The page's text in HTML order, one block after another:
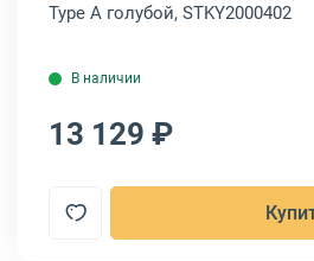
Type A голубой, STKY2000402
В наличии
13 129 ₽